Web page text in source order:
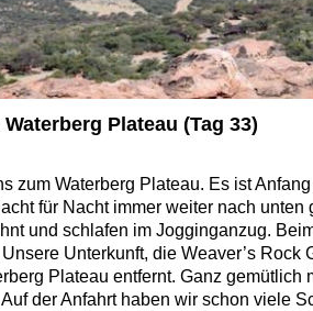
Plateau (Tag 33)
zum Waterberg Plateau. Es ist
für Nacht immer weiter nach
und schlafen im Jogginganzug.
Unterkunft, die Weaver’s Rock
Plateau entfernt. Ganz gemütlich
der Anfahrt haben wir schon viele